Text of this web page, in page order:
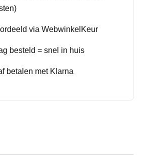
via WebwinkelKeur
besteld = snel in huis
betalen met Klarna